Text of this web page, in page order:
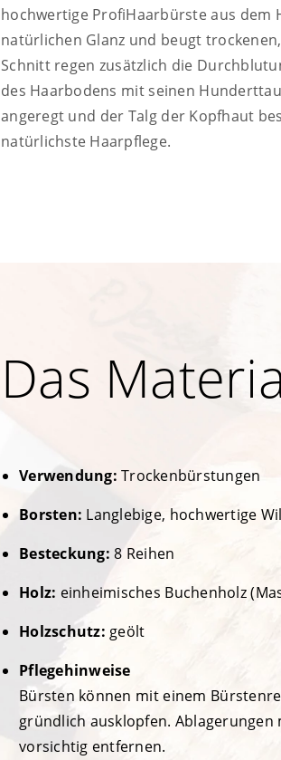
hochwertige ProfiHaarbürste aus dem
natürlichen Glanz und beugt
Schnitt regen zusätzlich die
des Haarbodens mit seinen
angeregt und der Talg der Kopfhaut
natürlichste Haarpflege.
Das
Verwendung: Trockenbürstungen
Borsten: Langlebige, hochwertige
Besteckung: 8 Reihen
Holz: einheimisches Buchenholz
Holzschutz: geölt
Pflegehinweise
Bürsten können mit einem
gründlich ausklopfen.
vorsichtig entfernen.